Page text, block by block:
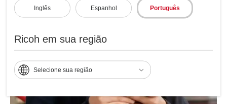
Inglês Espanhol Português
Ricoh em sua região
Selecione sua região